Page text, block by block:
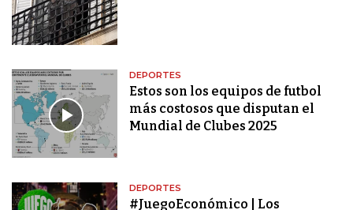
DEPORTES
Estos son los equipos de futbol
más costosos que disputan el
Mundial de Clubes 2025
DEPORTES
#JuegoEconómico | Los